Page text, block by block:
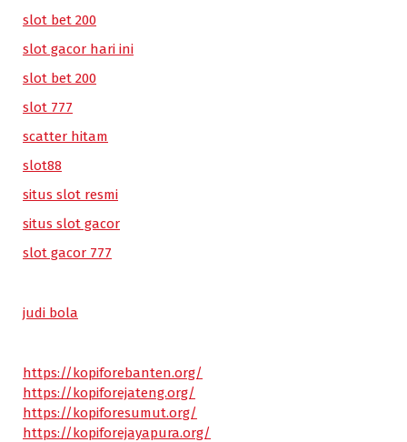
slot bet 200
slot gacor hari ini
slot bet 200
slot 777
scatter hitam
slot88
situs slot resmi
situs slot gacor
slot gacor 777
judi bola
https://kopiforebanten.org/
https://kopiforejateng.org/
https://kopiforesumut.org/
https://kopiforejayapura.org/